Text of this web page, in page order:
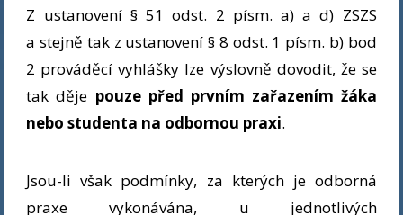
Z ustanovení § 51 odst. 2 písm. a) a d) ZSZS
a stejně tak z ustanovení § 8 odst. 1 písm. b) bod
2 prováděcí vyhlášky lze výslovně dovodit, že se
tak děje pouze před prvním zařazením žáka
nebo studenta na odbornou praxi.
Jsou-li však podmínky, za kterých je odborná
praxe vykonávána, u jednotlivých